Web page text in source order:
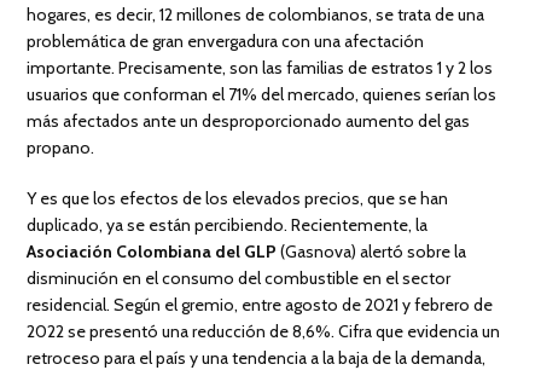
hogares, es decir, 12 millones de colombianos, se trata de una
problemática de gran envergadura con una afectación
importante. Precisamente, son las familias de estratos 1 y 2 los
usuarios que conforman el 71% del mercado, quienes serían los
más afectados ante un desproporcionado aumento del gas
propano.
Y es que los efectos de los elevados precios, que se han
duplicado, ya se están percibiendo. Recientemente, la
Asociación Colombiana del GLP (Gasnova) alertó sobre la
disminución en el consumo del combustible en el sector
residencial. Según el gremio, entre agosto de 2021 y febrero de
2022 se presentó una reducción de 8,6%. Cifra que evidencia un
retroceso para el país y una tendencia a la baja de la demanda,